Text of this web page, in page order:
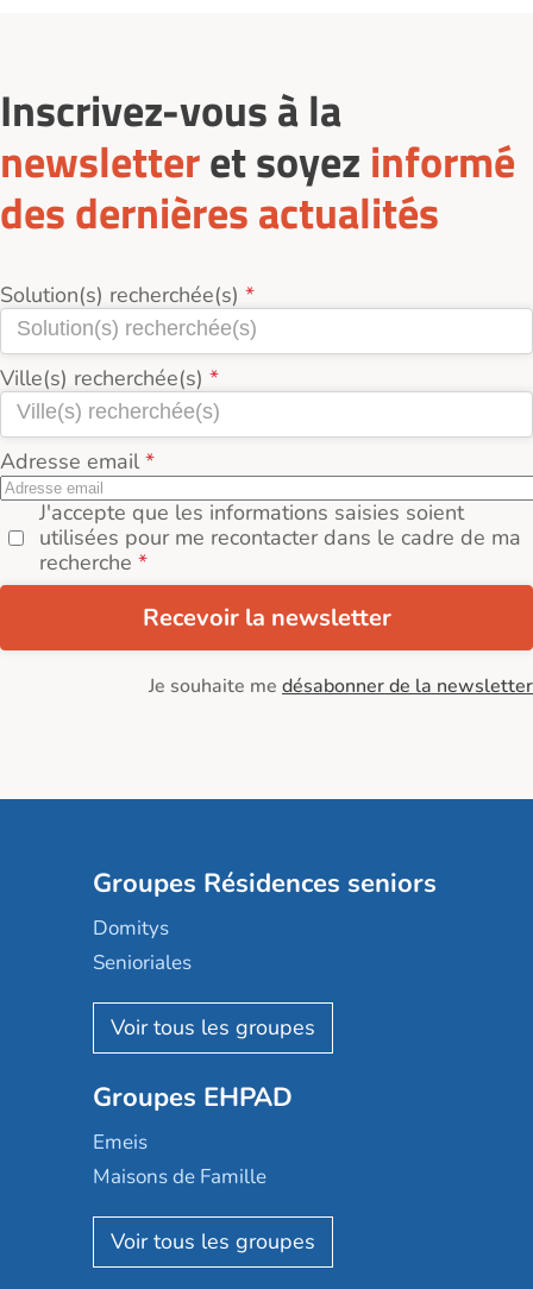
Inscrivez-vous à la
newsletteret soyez informé
des dernières actualités
Solution(s) recherchée(s)
Ville(s) recherchée(s)
Adresse email
J'accepte que les informations saisies soient
utilisées pour me recontacter dans le cadre de ma
recherche
Recevoir la newsletter
Je souhaite me désabonner de la newsletter
Groupes Résidences seniors
Domitys
Senioriales
Nohée
Les Résidentiels
Mobicap
Domusvi
Happy Senior
Aquarelia
Nexity edenea
Groupes EHPAD
Emeis
Maisons de Famille
Korian
Emera